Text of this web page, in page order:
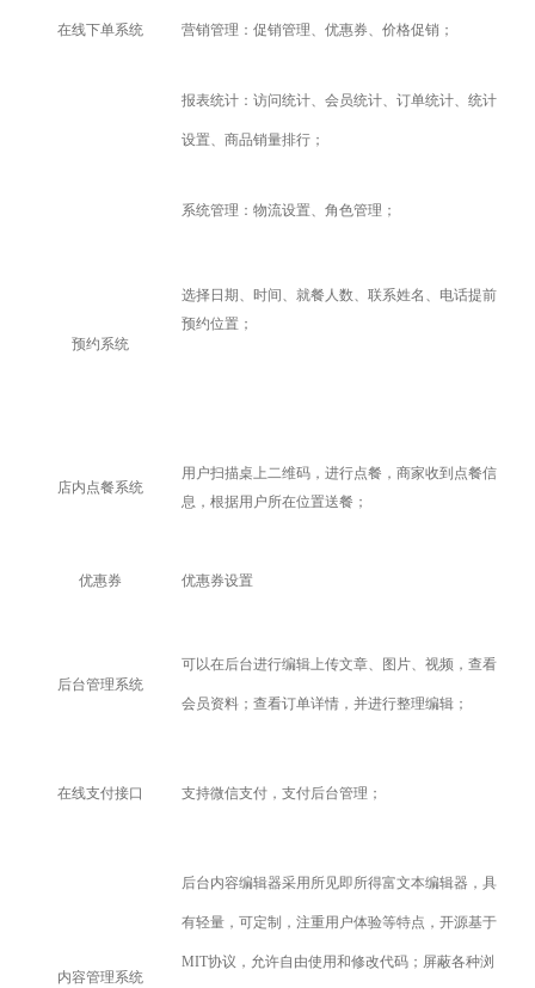
在线下单系统 营销管理：促销管理、优惠券、价格促销；
报表统计：访问统计、会员统计、订单统计、统计
设置、商品销量排行；
系统管理：物流设置、角色管理；
预约系统
选择日期、时间、就餐人数、联系姓名、电话提前
预约位置；
店内点餐系统
用户扫描桌上二维码，进行点餐，商家收到点餐信
息，根据用户所在位置送餐；
优惠券 优惠券设置
后台管理系统
可以在后台进行编辑上传文章、图片、视频，查看
会员资料；查看订单详情，并进行整理编辑；
在线支付接口 支持微信支付，支付后台管理；
内容管理系统
后台内容编辑器采用所见即所得富文本编辑器，具
有轻量，可定制，注重用户体验等特点，开源基于
MIT协议，允许自由使用和修改代码；屏蔽各种浏